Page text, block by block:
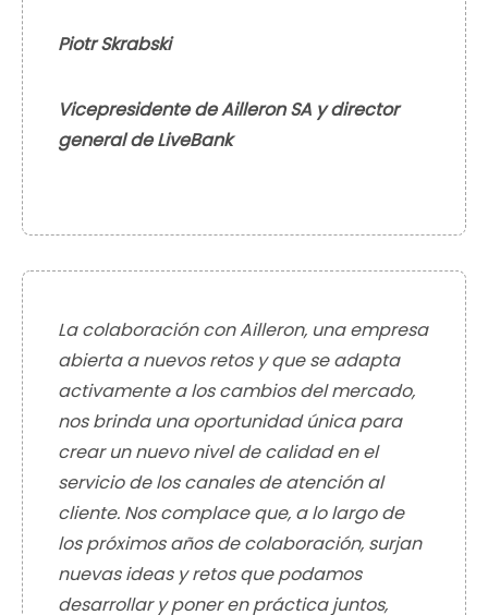
Piotr Skrabski
Vicepresidente de Ailleron SA y director
general de LiveBank
La colaboración con Ailleron, una empresa
abierta a nuevos retos y que se adapta
activamente a los cambios del mercado,
nos brinda una oportunidad única para
crear un nuevo nivel de calidad en el
servicio de los canales de atención al
cliente. Nos complace que, a lo largo de
los próximos años de colaboración, surjan
nuevas ideas y retos que podamos
desarrollar y poner en práctica juntos,